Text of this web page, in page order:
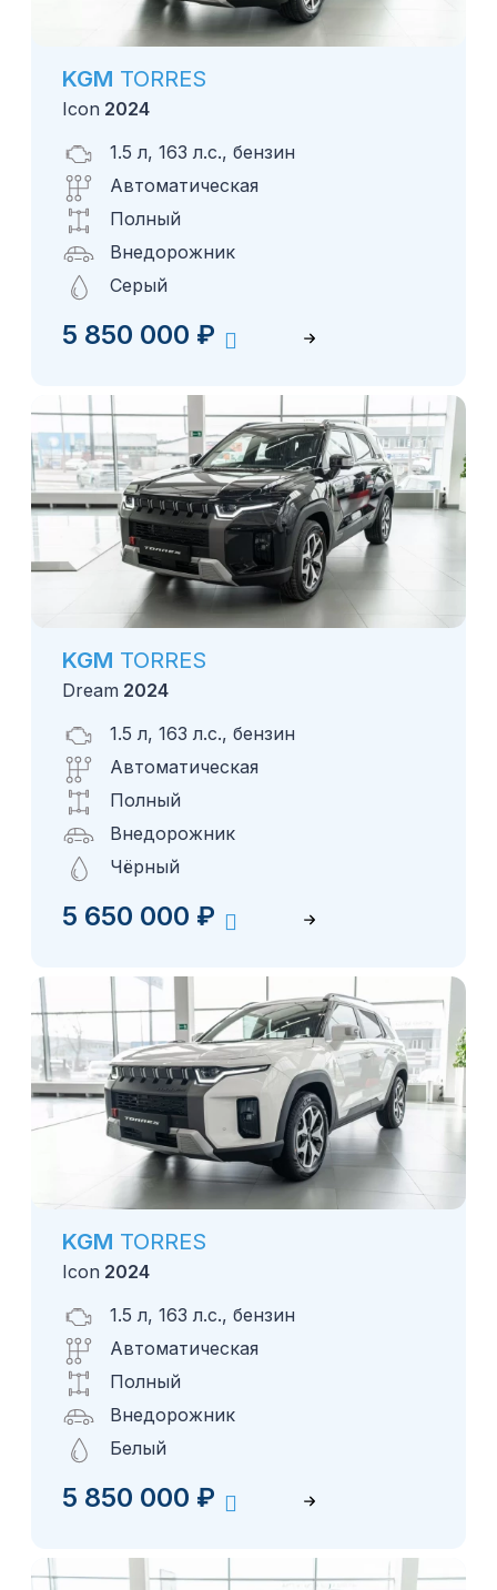
KGM TORRES
Icon 2024
1.5 л, 163 л.с., бензин
Автоматическая
Полный
Внедорожник
Серый
5 850 000 ₽
KGM TORRES
Dream 2024
1.5 л, 163 л.с., бензин
Автоматическая
Полный
Внедорожник
Чёрный
5 650 000 ₽
KGM TORRES
Icon 2024
1.5 л, 163 л.с., бензин
Автоматическая
Полный
Внедорожник
Белый
5 850 000 ₽